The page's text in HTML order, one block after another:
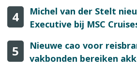
4
Michel van der Stelt
Executive bij MSC
5
Nieuwe cao voor
vakbonden bereiken